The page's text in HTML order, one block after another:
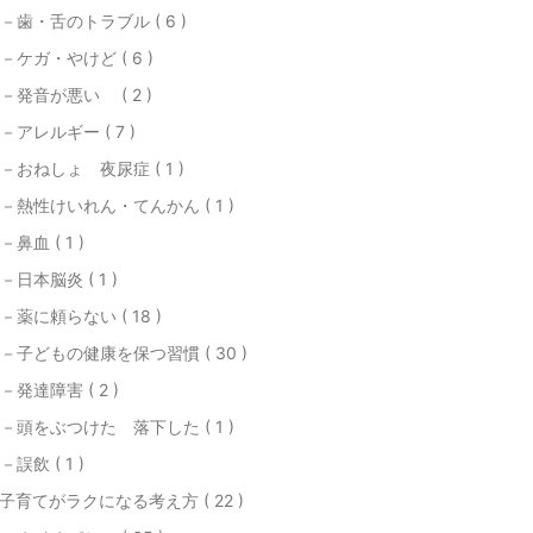
－歯・舌のトラブル ( 6 )
－ケガ・やけど ( 6 )
－発音が悪い ( 2 )
－アレルギー ( 7 )
－おねしょ 夜尿症 ( 1 )
－熱性けいれん・てんかん ( 1 )
－鼻血 ( 1 )
－日本脳炎 ( 1 )
－薬に頼らない ( 18 )
－子どもの健康を保つ習慣 ( 30 )
－発達障害 ( 2 )
－頭をぶつけた 落下した ( 1 )
－誤飲 ( 1 )
育てがラクになる考え方 ( 22 )